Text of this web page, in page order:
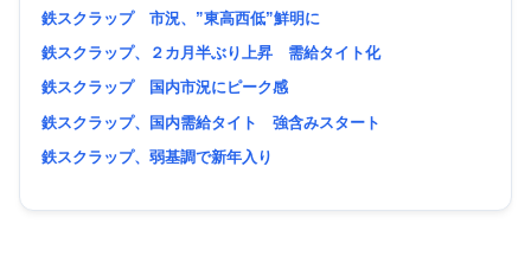
鉄スクラップ 市況、”東高西低”鮮明に
鉄スクラップ、２カ月半ぶり上昇 需給タイト化
鉄スクラップ 国内市況にピーク感
鉄スクラップ、国内需給タイト 強含みスタート
鉄スクラップ、弱基調で新年入り